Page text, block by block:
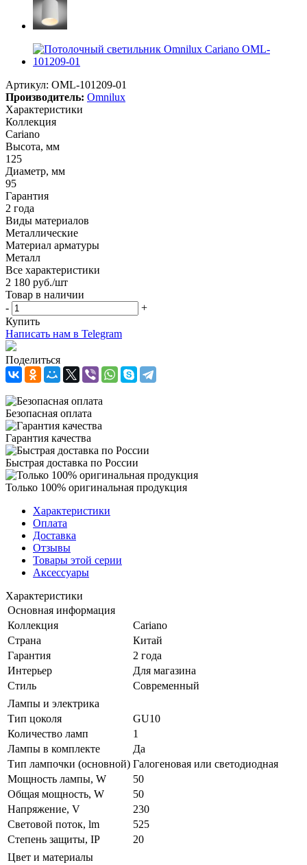
Артикул: OML-101209-01
Производитель: Omnilux
Характеристики
Коллекция
Cariano
Высота, мм
125
Диаметр, мм
95
Гарантия
2 года
Виды материалов
Металлические
Материал арматуры
Металл
Все характеристики
2 180 руб./шт
Товар в наличии
-
+
Купить
Написать нам в Telegram
Поделиться
Безопасная оплата
Гарантия качества
Быстрая доставка по России
Только 100% оригинальная продукция
Характеристики
Оплата
Доставка
Отзывы
Товары этой серии
Аксессуары
Характеристики
Основная информация
Коллекция
Cariano
Страна
Китай
Гарантия
2 года
Интерьер
Для магазина
Стиль
Современный
Лампы и электрика
Тип цоколя
GU10
Количество ламп
1
Лампы в комплекте
Да
Тип лампочки (основной) Галогеновая или светодиодная
Мощность лампы, W
50
Общая мощность, W
50
Напряжение, V
230
Световой поток, lm
525
Степень защиты, IP
20
Цвет и материалы